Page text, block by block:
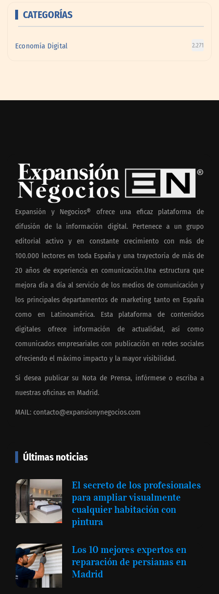
CATEGORÍAS
Economía Digital 2.271
Expansión y Negocios® ofrece una eficaz plataforma de
difusión de la información digital. Pertenece a un grupo
editorial activo y en constante crecimiento con más de
100.000 lectores en toda España y una trayectoria de más de
20 años de experiencia en comunicación.Una estructura que
mejora día a día al servicio de los medios de comunicación y
los principales departamentos de marketing tanto en España
como en Latinoamérica. Esta plataforma de contenidos
digitales ofrece información de actualidad, así como
comunicados empresariales con publicación en redes sociales
ofreciendo el máximo impacto y la mayor visibilidad.
Si desea publicar su Nota de Prensa, infórmese o escriba a
nuestras oficinas en Madrid.
MAIL: contacto@expansionynegocios.com
Últimas noticias
El secreto de los profesionales
para ampliar visualmente
cualquier habitación con
pintura
Los 10 mejores expertos en
reparación de persianas en
Madrid